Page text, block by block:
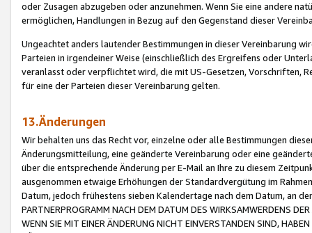
oder Zusagen abzugeben oder anzunehmen. Wenn Sie eine andere
ermöglichen, Handlungen in Bezug auf den Gegenstand dieser
Ungeachtet anders lautender Bestimmungen in dieser Vereinbarung
Parteien in irgendeiner Weise (einschließlich des Ergreifens oder
veranlasst oder verpflichtet wird, die mit US-Gesetzen, Vorschriften,
für eine der Parteien dieser Vereinbarung gelten.
13.Änderungen
Wir behalten uns das Recht vor, einzelne oder alle Bestimmungen
Änderungsmitteilung, eine geänderte Vereinbarung oder eine
über die entsprechende Änderung per E-Mail an Ihre zu diesem
ausgenommen etwaige Erhöhungen der Standardvergütung im
Datum, jedoch frühestens sieben Kalendertage nach dem Datum, an
PARTNERPROGRAMM NACH DEM DATUM DES WIRKSAMWERDENS
WENN SIE MIT EINER ÄNDERUNG NICHT EINVERSTANDEN SIND,